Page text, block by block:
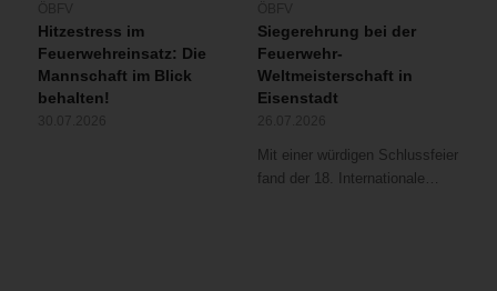
Hitzestress im
Feuerwehreinsatz: Die
Mannschaft im Blick
behalten!
Siegerehrung bei der
Feuerwehr-
Weltmeisterschaft in
Eisenstadt
Mit einer würdigen Schlussfeier
fand der 18. Internationale…